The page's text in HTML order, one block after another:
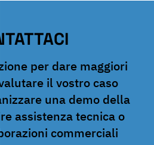
per dare maggiori
il vostro caso
una demo della
assistenza tecnica o
commerciali